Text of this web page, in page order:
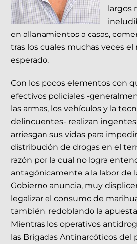
largos
en allanamientos a casas,
tras los cuales muchas veces el
esperado.
Con los pocos elementos con
efectivos policiales -
las armas, los vehículos y la
delincuentes- realizan ingentes
arriesgan sus vidas para
distribución de drogas en el
razón por la cual no logra
antagónicamente a la labor de
Gobierno anuncia, muy
legalizar el consumo de
también, redoblando la
Mientras los operativos
las Brigadas Antinarcóticos del